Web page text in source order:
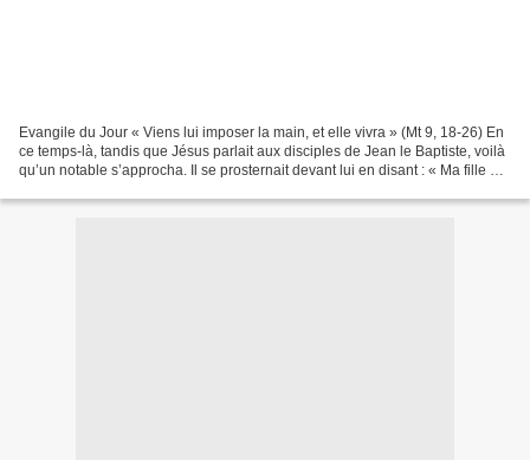
Evangile du Jour « Viens lui imposer la main, et elle vivra » (Mt 9, 18-26) En
ce temps-là, tandis que Jésus parlait aux disciples de Jean le Baptiste, voilà
qu’un notable s’approcha. Il se prosternait devant lui en disant : « Ma fille est